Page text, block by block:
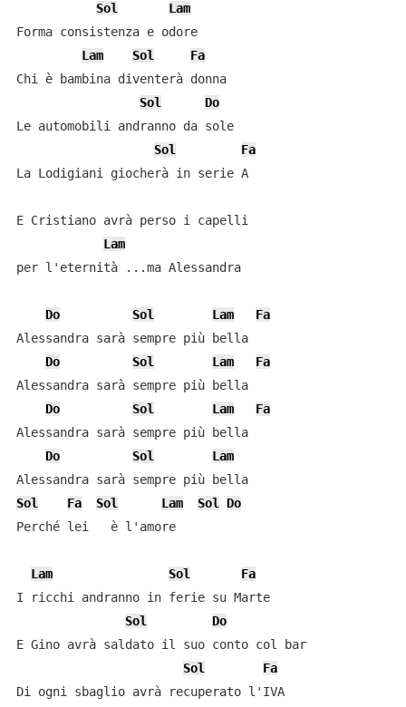
Sol
Lam
Forma consistenza e odore
Lam
Sol
Fa
Chi è bambina diventerà donna
Sol
Do
Le automobili andranno da sole
Sol
Fa
La Lodigiani giocherà in serie A
E Cristiano avrà perso i capelli
Lam
per l'eternità ...ma Alessandra
Do Sol Lam
Fa
Alessandra sarà sempre più bella
Do
Sol Lam
Fa
Alessandra sarà sempre più bella
Do
Sol Lam
Fa
Alessandra sarà sempre più bella
Do
Sol
Lam
Alessandra sarà sempre più bella
Sol
Fa Sol Lam Sol
Do
Perché lei   è l'amore
Lam Sol
Fa
I ricchi andranno in ferie su Marte
Sol
Do
E Gino avrà saldato il suo conto col bar
Sol
Fa
Di ogni sbaglio avrà recuperato l'IVA